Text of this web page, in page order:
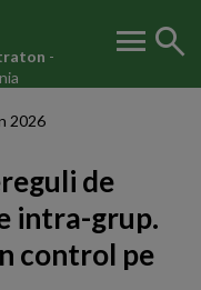
-
menu search
2026
de
intra-grup.
control pe